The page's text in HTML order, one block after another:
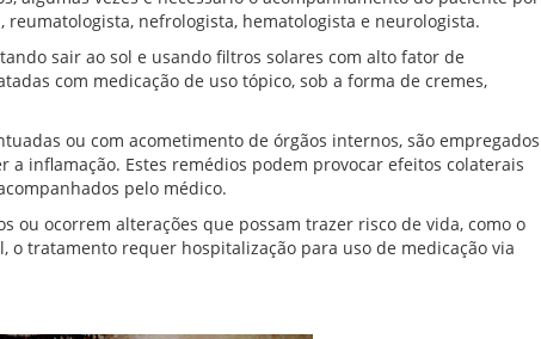
, reumatologista, nefrologista, hematologista e neurologista.
sair ao sol e usando filtros solares com alto fator de
com medicação de uso tópico, sob a forma de cremes,
ou com acometimento de órgãos internos, são empregados
a inflamação. Estes remédios podem provocar efeitos colaterais
pelo médico.
ou ocorrem alterações que possam trazer risco de vida, como o
o tratamento requer hospitalização para uso de medicação via